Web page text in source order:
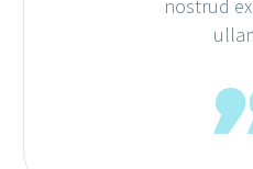
nostrud